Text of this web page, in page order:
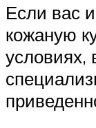
Если вас
кожаную